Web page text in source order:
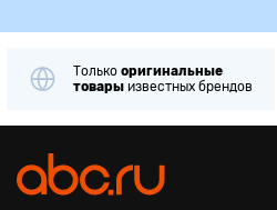
Примеркаипроверка
при получении